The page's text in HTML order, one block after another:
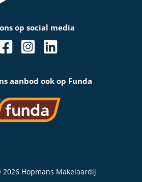
op social media
aanbod ook op Funda
Hopmans Makelaardij